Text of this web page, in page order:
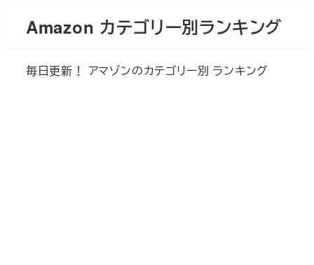
Amazon カテゴリー別ランキング
毎日更新！ アマゾンのカテゴリー別 ランキング